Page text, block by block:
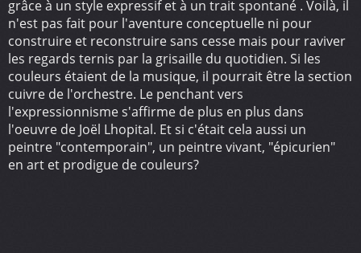
grâce à un style expressif et à un trait spontané . Voilà, il
n'est pas fait pour l'aventure conceptuelle ni pour
construire et reconstruire sans cesse mais pour raviver
les regards ternis par la grisaille du quotidien. Si les
couleurs étaient de la musique, il pourrait être la section
cuivre de l'orchestre. Le penchant vers
l'expressionnisme s'affirme de plus en plus dans
l'oeuvre de Joël Lhopital. Et si c'était cela aussi un
peintre "contemporain", un peintre vivant, "épicurien"
en art et prodigue de couleurs?